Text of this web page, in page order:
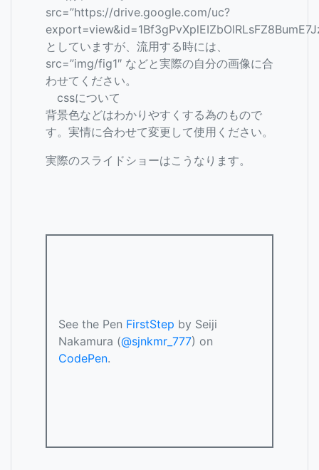
src=”https://drive.google.com/uc?
としていますが、流用する時には、
src=”img/fig1″ などと実際の自分の画像に合
わせてください。
cssについて
背景色などはわかりやすくする為のもので
す。実情に合わせて変更して使用ください。
実際のスライドショーはこうなります。
See the Pen FirstStep by Seiji
Nakamura (@sjnkmr_777) on
CodePen.